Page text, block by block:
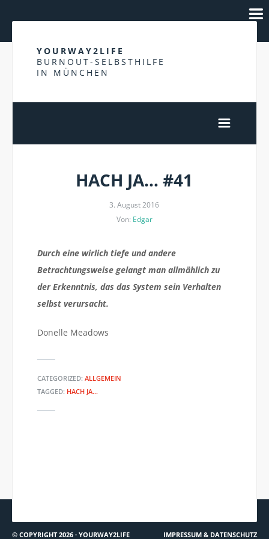
YOURWAY2LIFE
BURNOUT-SELBSTHILFE
IN MÜNCHEN
HACH JA… #41
3. August 2016
Von: Edgar
Durch eine wirlich tiefe und andere
Betrachtungsweise gelangt man allmählich zu
der Erkenntnis, das das System sein Verhalten
selbst verursacht.
Donelle Meadows
CATEGORIZED: ALLGEMEIN
TAGGED: HACH JA...
© COPYRIGHT 2026 · YOURWAY2LIFE IMPRESSUM & DATENSCHUTZ